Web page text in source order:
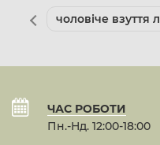
чоловіче взуття
ЧАС РОБОТИ
Пн.-Нд. 12:00-18:00